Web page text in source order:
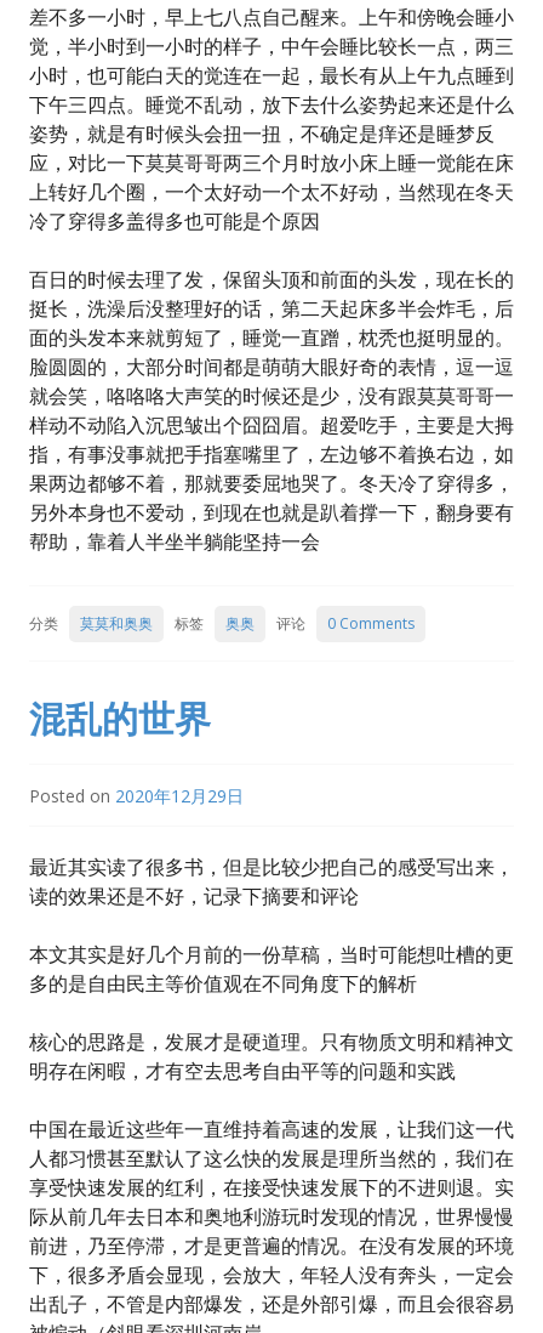
差不多一小时，早上七八点自己醒来。上午和傍晚会睡小
觉，半小时到一小时的样子，中午会睡比较长一点，两三
小时，也可能白天的觉连在一起，最长有从上午九点睡到
下午三四点。睡觉不乱动，放下去什么姿势起来还是什么
姿势，就是有时候头会扭一扭，不确定是痒还是睡梦反
应，对比一下莫莫哥哥两三个月时放小床上睡一觉能在床
上转好几个圈，一个太好动一个太不好动，当然现在冬天
冷了穿得多盖得多也可能是个原因
百日的时候去理了发，保留头顶和前面的头发，现在长的
挺长，洗澡后没整理好的话，第二天起床多半会炸毛，后
面的头发本来就剪短了，睡觉一直蹭，枕秃也挺明显的。
脸圆圆的，大部分时间都是萌萌大眼好奇的表情，逗一逗
就会笑，咯咯咯大声笑的时候还是少，没有跟莫莫哥哥一
样动不动陷入沉思皱出个囧囧眉。超爱吃手，主要是大拇
指，有事没事就把手指塞嘴里了，左边够不着换右边，如
果两边都够不着，那就要委屈地哭了。冬天冷了穿得多，
另外本身也不爱动，到现在也就是趴着撑一下，翻身要有
帮助，靠着人半坐半躺能坚持一会
分类 莫莫和奥奥 标签 奥奥 评论 0 Comments
混乱的世界
Posted on 2020年12月29日
最近其实读了很多书，但是比较少把自己的感受写出来，
读的效果还是不好，记录下摘要和评论
本文其实是好几个月前的一份草稿，当时可能想吐槽的更
多的是自由民主等价值观在不同角度下的解析
核心的思路是，发展才是硬道理。只有物质文明和精神文
明存在闲暇，才有空去思考自由平等的问题和实践
中国在最近这些年一直维持着高速的发展，让我们这一代
人都习惯甚至默认了这么快的发展是理所当然的，我们在
享受快速发展的红利，在接受快速发展下的不进则退。实
际从前几年去日本和奥地利游玩时发现的情况，世界慢慢
前进，乃至停滞，才是更普遍的情况。在没有发展的环境
下，很多矛盾会显现，会放大，年轻人没有奔头，一定会
出乱子，不管是内部爆发，还是外部引爆，而且会很容易